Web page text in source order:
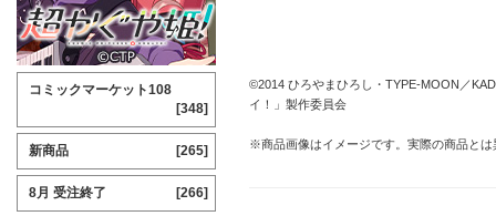
©2014 ひろやまひろし・TYPE-MOON／
イ！」製作委員会
※商品画像はイメージです。実際の商品と
コミックマーケット108
[348]
新商品 [265]
8月 受注終了 [266]